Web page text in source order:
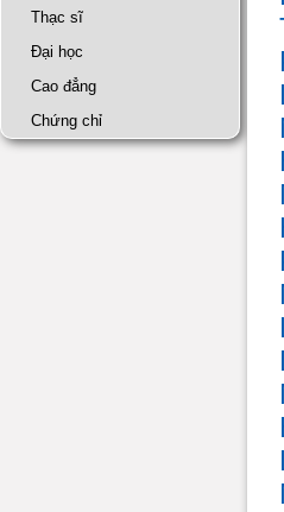
Thạc sĩ
Đại học
Cao đẳng
Chứng chỉ